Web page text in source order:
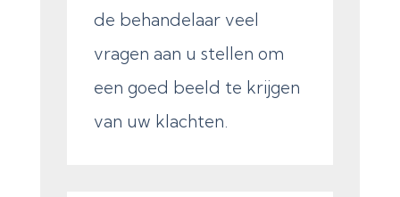
de behandelaar veel
vragen aan u stellen om
een goed beeld te krijgen
van uw klachten.